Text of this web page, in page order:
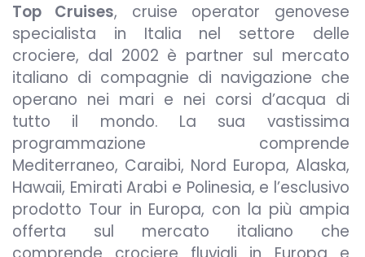
Top Cruises, cruise operator genovese
specialista in Italia nel settore delle
crociere, dal 2002 è partner sul mercato
italiano di compagnie di navigazione che
operano nei mari e nei corsi d’acqua di
tutto il mondo. La sua vastissima
programmazione comprende
Mediterraneo, Caraibi, Nord Europa, Alaska,
Hawaii, Emirati Arabi e Polinesia, e l’esclusivo
prodotto Tour in Europa, con la più ampia
offerta sul mercato italiano che